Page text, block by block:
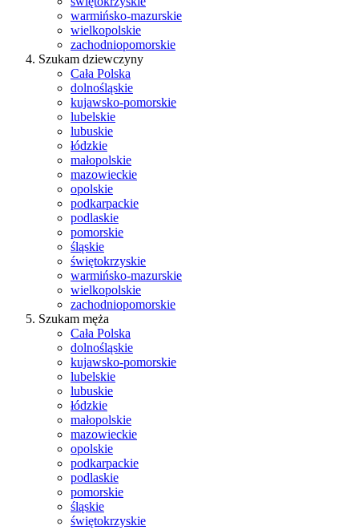
warmińsko-mazurskie
wielkopolskie
zachodniopomorskie
Szukam dziewczyny
Cała Polska
dolnośląskie
kujawsko-pomorskie
lubelskie
lubuskie
łódzkie
małopolskie
mazowieckie
opolskie
podkarpackie
podlaskie
pomorskie
śląskie
świętokrzyskie
warmińsko-mazurskie
wielkopolskie
zachodniopomorskie
Szukam męża
Cała Polska
dolnośląskie
kujawsko-pomorskie
lubelskie
lubuskie
łódzkie
małopolskie
mazowieckie
opolskie
podkarpackie
podlaskie
pomorskie
śląskie
świętokrzyskie